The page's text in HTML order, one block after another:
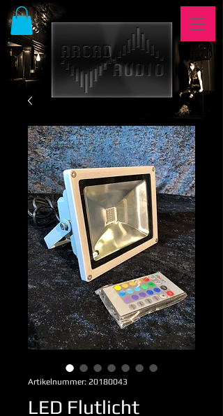
Artikelnummer: 20180043
LED Flutlicht